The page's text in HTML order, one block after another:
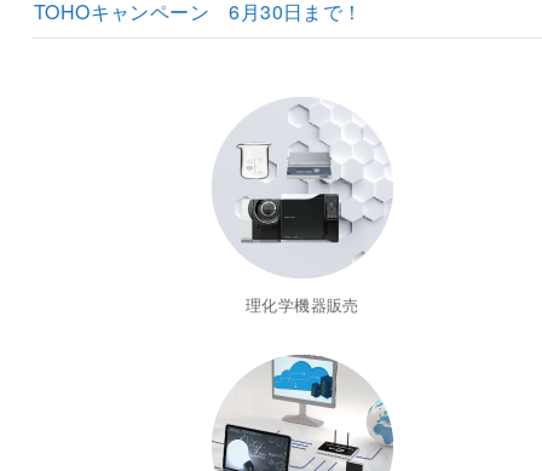
TOHOキャンペーン 6月30日まで！
理化学機器販売